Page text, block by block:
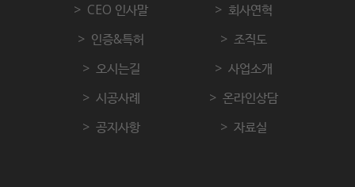
CEO 인사말
회사연혁
인증&특허
조직도
오시는길
사업소개
시공사례
온라인상담
공지사항
자료실